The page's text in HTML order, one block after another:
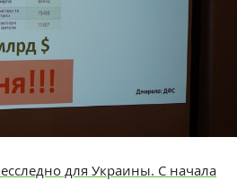
для Украины. С начала